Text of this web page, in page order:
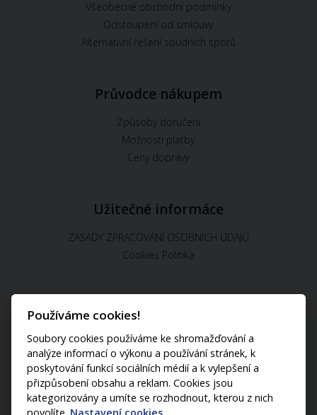
Všeobecné obchodní podmínky
Odstoupení od smlouvy
Alternativní řešení soudních sporů
Průvodce nákupem
Způsoby doručení
Možnosti platby
Ceny dopravy
Užitečné informáce
ZÁSADY ZPRACOVÁNÍ OSOBNÍCH ÚDAJŮ
Cookies Politika
U nás můžete platit:
Používáme cookies!
Soubory cookies používáme ke shromažďování a
analýze informací o výkonu a používání stránek, k
poskytování funkcí sociálních médií a k vylepšení a
přizpůsobení obsahu a reklam. Cookies jsou
kategorizovány a umíte se rozhodnout, kterou z nich